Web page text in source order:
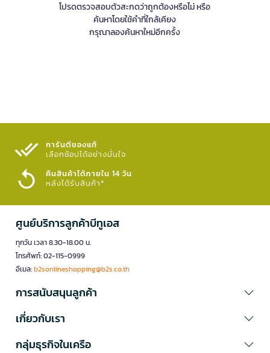
โปรดตรวจสอบตัวสะกดว่าถูกต้องหรือไม่ หรือ
ค้นหาโดยใช้คำที่ใกล้เคียง
กรุณาลองค้นหาใหม่อีกครั้ง
การันตีของแท้
เลือกช้อปได้อย่างมั่นใจ​
คืนสินค้าได้ภายใน 14 วัน
หลังได้รับสินค้า*
ศูนย์บริการลูกค้าบีทูเอส
ทุกวัน เวลา 8.30-18.00 น.
โทรศัพท์: 02-115-0999
อีเมล:b2sonlineshopping@b2s.co.th
การสนับสนุนลูกค้า
เกี่ยวกับเรา
กลุ่มธุรกิจในเครือ